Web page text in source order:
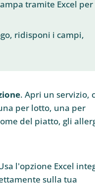
tramite Excel per
ridisponi i campi,
. Apri un servizio,
per lotto, una per
del piatto, gli
l'opzione Excel
sulla tua